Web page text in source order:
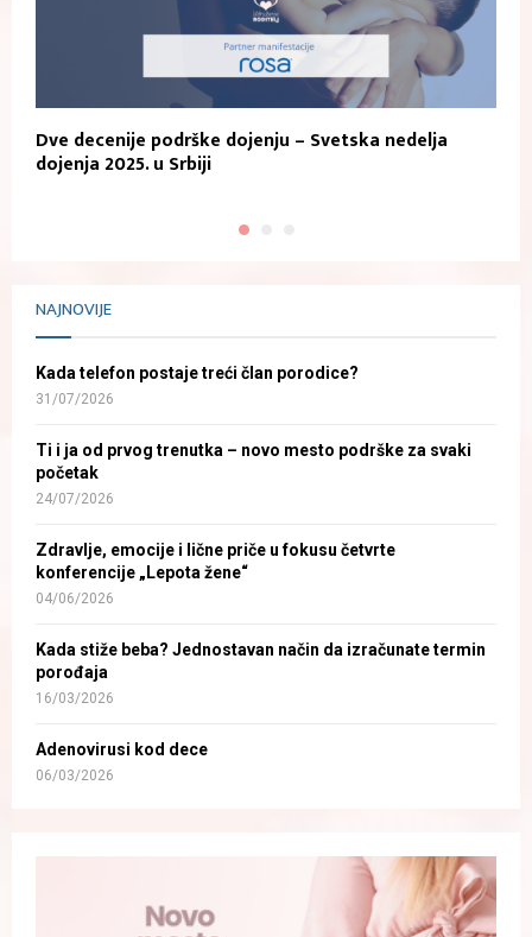
Dve decenije podrške dojenju – Svetska nedelja
dojenja 2025. u Srbiji
NAJNOVIJE
Kada telefon postaje treći član porodice?
31/07/2026
Ti i ja od prvog trenutka – novo mesto podrške za svaki
početak
24/07/2026
Zdravlje, emocije i lične priče u fokusu četvrte
konferencije „Lepota žene“
04/06/2026
Kada stiže beba? Jednostavan način da izračunate termin
porođaja
16/03/2026
Adenovirusi kod dece
06/03/2026